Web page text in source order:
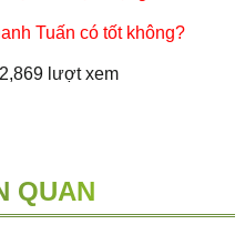
Tuấn có tốt không?
2,869 lượt xem
QUAN